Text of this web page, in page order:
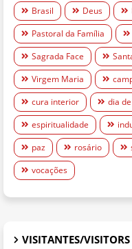
Brasil Deus
Pastoral da Família
Sagrada Face
Virgem Maria
cura interior
dia
espiritualidade
paz
rosário
vocações
VISITANTES/VISITORS